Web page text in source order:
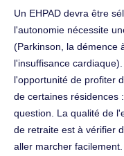
Un EHPAD devra être
l'autonomie nécessite
(Parkinson, la démence
l'insuffisance
l'opportunité de profiter
de certaines résidences
question. La qualité de
de retraite est à vérifier
aller marcher